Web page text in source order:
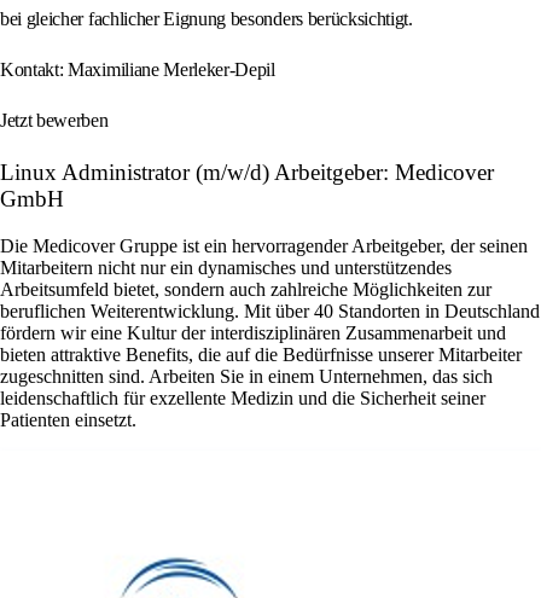
bei gleicher fachlicher Eignung besonders berücksichtigt.
Kontakt: Maximiliane Merleker-Depil
Jetzt bewerben
Linux Administrator (m/w/d) Arbeitgeber: Medicover
GmbH
Die Medicover Gruppe ist ein hervorragender Arbeitgeber, der seinen
Mitarbeitern nicht nur ein dynamisches und unterstützendes
Arbeitsumfeld bietet, sondern auch zahlreiche Möglichkeiten zur
beruflichen Weiterentwicklung. Mit über 40 Standorten in Deutschland
fördern wir eine Kultur der interdisziplinären Zusammenarbeit und
bieten attraktive Benefits, die auf die Bedürfnisse unserer Mitarbeiter
zugeschnitten sind. Arbeiten Sie in einem Unternehmen, das sich
leidenschaftlich für exzellente Medizin und die Sicherheit seiner
Patienten einsetzt.